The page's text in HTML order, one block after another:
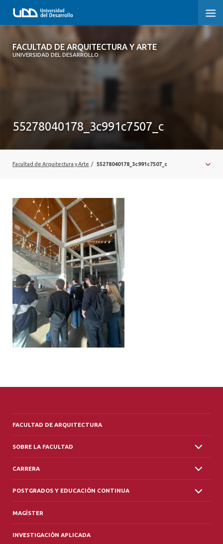
FACULTAD DE ARQUITECTURA Y ARTE
UNIVERSIDAD DEL DESARROLLO
FACULTAD DE ARQUITECTURA Y ARTE
VINCULACIÓN CON EL MEDIO
ALUMNI
PLATAFORMA VUT
55278040178_3c991c7507_c
Facultad de Arquitectura y Arte / 55278040178_3c991c7507_c
FACULTAD DE ARQUITECTURA
SOBRE LA FACULTAD
CARRERA
POSTGRADOS Y EDUCACIÓN CONTINUA
MAGÍSTER
INVESTIGACIÓN APLICADA